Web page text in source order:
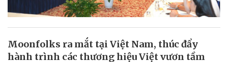
Moonfolks ra mắt tại Việt Nam, thúc đẩy
hành trình các thương hiệu Việt vươn tầm